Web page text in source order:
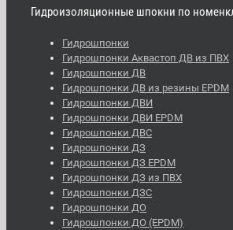
Гидроизоляционные шпокни по
Гидрошпонки
Гидрошпонки Аквастоп ДВ из ПВХ
Гидрошпонки ДВ
Гидрошпонки ДВ из резины EPDM
Гидрошпонки ДВИ
Гидрошпонки ДВИ EPDM
Гидрошпонки ДВС
Гидрошпонки ДЗ
Гидрошпонки ДЗ EPDM
Гидрошпонки ДЗ из ПВХ
Гидрошпонки ДЗС
Гидрошпонки ДО
Гидрошпонки ДО (EPDM)